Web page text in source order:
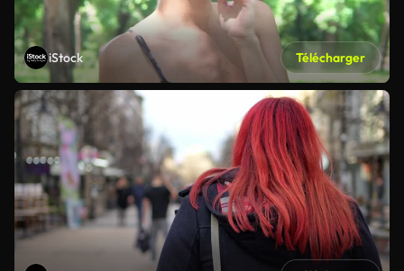
iStock Télécharger